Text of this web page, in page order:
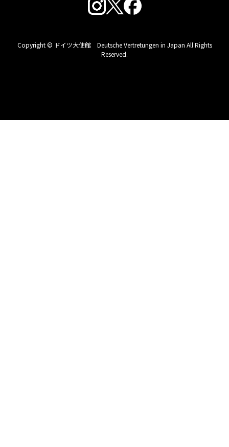
Copyright © ドイツ大使館 Deutsche Vertretungen in Japan All Rights
Reserved.